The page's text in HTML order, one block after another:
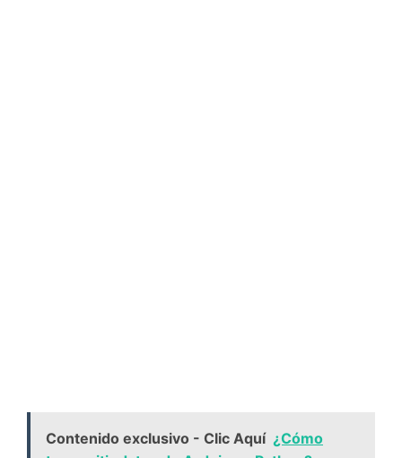
Contenido exclusivo - Clic Aquí ¿Cómo